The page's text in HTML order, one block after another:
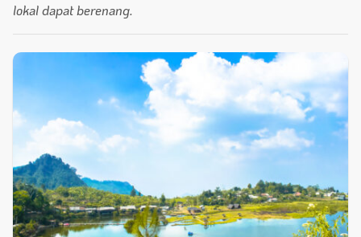
lokal dapat berenang.